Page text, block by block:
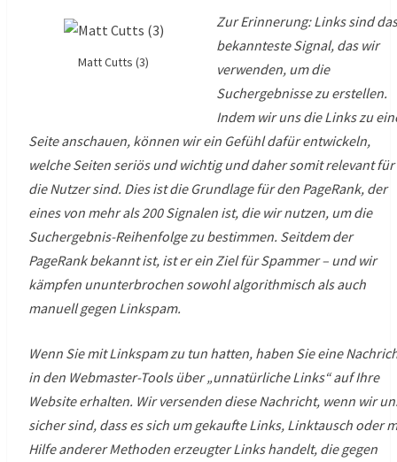
Matt Cutts (3)
Zur Erinnerung: Links sind das
bekannteste Signal, das wir
verwenden, um die
Suchergebnisse zu erstellen.
Indem wir uns die Links zu
Seite anschauen, können wir ein Gefühl dafür entwickeln,
welche Seiten seriös und wichtig und daher somit relevant für
die Nutzer sind. Dies ist die Grundlage für den PageRank, der
eines von mehr als 200 Signalen ist, die wir nutzen, um die
Suchergebnis-Reihenfolge zu bestimmen. Seitdem der
PageRank bekannt ist, ist er ein Ziel für Spammer – und wir
kämpfen ununterbrochen sowohl algorithmisch als auch
manuell gegen Linkspam.
Wenn Sie mit Linkspam zu tun hatten, haben Sie eine
in den Webmaster-Tools über „unnatürliche Links“ auf Ihre
Website erhalten. Wir versenden diese Nachricht, wenn wir
sicher sind, dass es sich um gekaufte Links, Linktausch oder
Hilfe anderer Methoden erzeugter Links handelt, die gegen